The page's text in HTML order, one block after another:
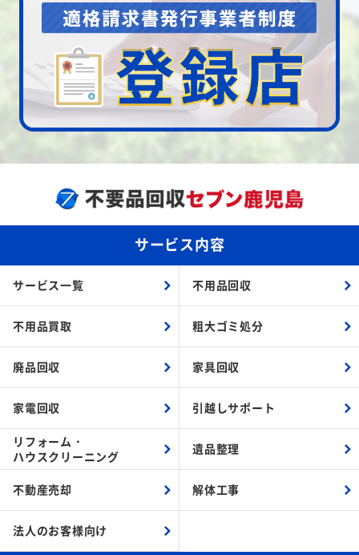
サービス内容
サービス一覧 不用品回収
不用品買取 粗大ゴミ処分
廃品回収 家具回収
家電回収 引越しサポート
リフォーム・
ハウスクリーニング
遺品整理
不動産売却 解体工事
法人のお客様向け